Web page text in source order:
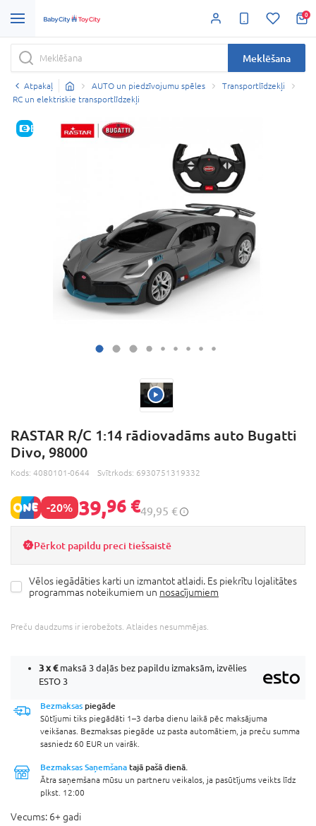
0
Meklēšana
Atpakaļ AUTO un piedzīvojumu spēles
Transportlīdzekļi
RC un elektriskie transportlīdzekļi
E-CENA
RASTAR R/C 1:14 rādiovadāms auto Bugatti
Divo, 98000
Kods: 4080101-0644 Svītrkods: 6930751319332
-20% 39,96 €49,95 €
Pērkot papildu preci tiešsaistē
Vēlos iegādāties karti un izmantot atlaidi. Es piekrītu lojalitātes
programmas noteikumiem un nosacījumiem
Preču daudzums ir ierobežots. Atlaides nesummējas.
3 x€maksā 3 daļās bez papildu izmaksām, izvēlies
ESTO 3
Bezmaksas piegāde
Sūtījumi tiks piegādāti 1–3 darba dienu laikā pēc maksājuma
veikšanas. Bezmaksas piegāde uz pasta automātiem, ja preču summa
sasniedz 60 EUR un vairāk.
Bezmaksas Saņemšana tajā pašā dienā.
Ātra saņemšana mūsu un partneru veikalos, ja pasūtījums veikts līdz
plkst. 12:00
Vecums: 6+ gadi